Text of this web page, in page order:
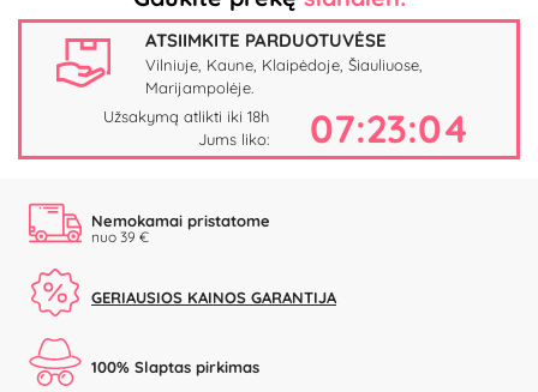
ATSIIMKITE PARDUOTUVĖSE
Vilniuje, Kaune, Klaipėdoje, Šiauliuose,
Marijampolėje.
Užsakymą atlikti iki 18h
Jums liko:
07:23:03
Nemokamai pristatome
nuo 39 €
GERIAUSIOS KAINOS GARANTIJA
100% Slaptas pirkimas